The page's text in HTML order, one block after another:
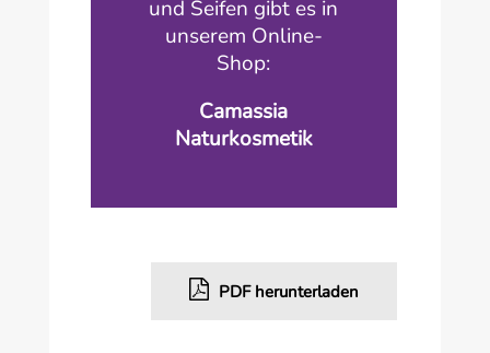
und Seifen gibt es in
unserem Online-
Shop:
Camassia
Naturkosmetik
PDF herunterladen